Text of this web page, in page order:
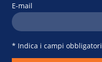
E-mail
* Indica i campi obbligatori